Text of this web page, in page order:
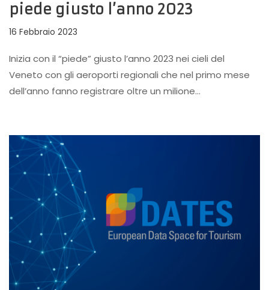
piede giusto l’anno 2023
16 Febbraio 2023
Inizia con il “piede” giusto l’anno 2023 nei cieli del
Veneto con gli aeroporti regionali che nel primo mese
dell’anno fanno registrare oltre un milione…